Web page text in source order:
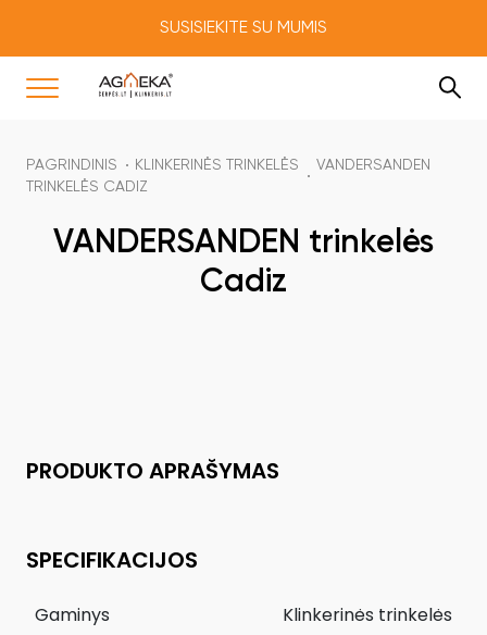
SUSISIEKITE SU MUMIS
PAGRINDINIS KLINKERINĖS TRINKELĖS
VANDERSANDEN
TRINKELĖS CADIZ
VANDERSANDEN trinkelės
Cadiz
PRODUKTO APRAŠYMAS
SPECIFIKACIJOS
Gaminys
Klinkerinės trinkelės